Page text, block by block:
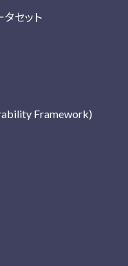
セット
Framework)